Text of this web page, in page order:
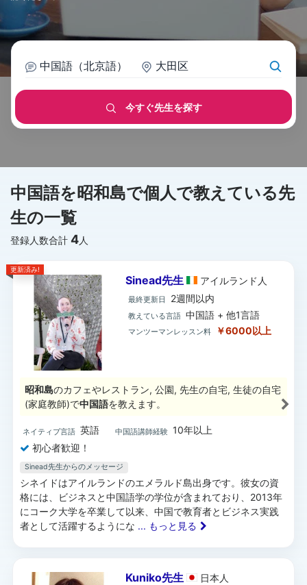
中国語（北京語） 大田区
今すぐ先生を探す
中国語を昭和島で個人で教えている先
生の一覧
登録人数合計 4人
更新済み!
Sinead先生 アイルランド 人
最終更新日 2週間以内
教えている言語 中国語 + 他1言語
マンツーマンレッスン料 ￥6000以上
昭和島のカフェやレストラン, 公園, 先生の自宅, 生徒の自宅
(家庭教師)で中国語を教えます。
ネイティブ言語 英語 中国語講師経験 10年以上
初心者歓迎！
Sinead先生からのメッセージ
シネイドはアイルランドのエメラルド島出身です。彼女の資
格には、ビジネスと中国語学の学位が含まれており、2013年
にコーク大学を卒業して以来、中国で教育者とビジネス実践
者として活躍するようにな ... もっと見る
Kuniko先生 日本 人